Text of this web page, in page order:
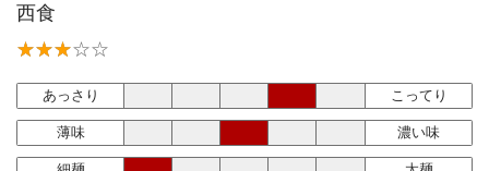
西食
あっさり こってり
薄味 濃い味